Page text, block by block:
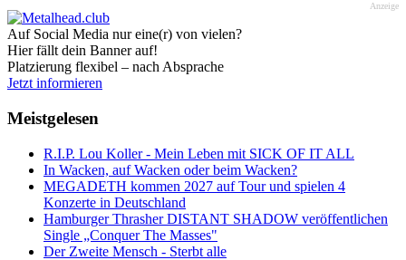
Anzeige
Auf Social Media nur eine(r) von vielen?
Hier fällt dein Banner auf!
Platzierung flexibel – nach Absprache
Jetzt informieren
Meistgelesen
R.I.P. Lou Koller - Mein Leben mit SICK OF IT ALL
In Wacken, auf Wacken oder beim Wacken?
MEGADETH kommen 2027 auf Tour und spielen 4
Konzerte in Deutschland
Hamburger Thrasher DISTANT SHADOW veröffentlichen
Single „Conquer The Masses"
Der Zweite Mensch - Sterbt alle